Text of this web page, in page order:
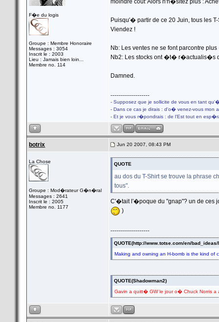
F�e du logis
Groupe : Membre Honoraire
Messages : 3054
Inscrit le : 2003
Lieu : Jamais bien loin...
Membre no. 114
moindre cout' Alors n'h�sitez plus :
Puisqu'� partir de ce 20 Juin, tous les
Viendez !
Nb: Les ventes ne se font parcontre
Nb2: Les stocks ont �t� r�actualis�s
Damned.
--------------------
- Supposez que je sollicite de vous en tant
- Dans ce cas je dirais : d'o� venez-vous mon
- Et je vous r�pondrais : de l'Est tout en
botrix Jun 20 2007, 08:43 PM
La Chose
Groupe : Mod�rateur G�n�ral
Messages : 2641
Inscrit le : 2005
Membre no. 1177
QUOTE
au dos du T-Shirt se trouve la phrase
tous".
C'�tait l'�poque du "gnap"? un de ces
)
--------------------
QUOTE(http://www.totse.com/en/
Making and owning an H-bomb is the kind of
QUOTE(Shadowman2)
Gavin a quitt� GW le jour o� Chuck Norris